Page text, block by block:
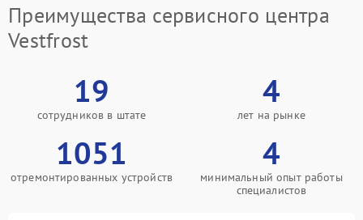
Преимущества сервисного центра
Vestfrost
19
сотрудников в штате
4
лет на рынке
1051
отремонтированных устройств
4
минимальный опыт работы
специалистов